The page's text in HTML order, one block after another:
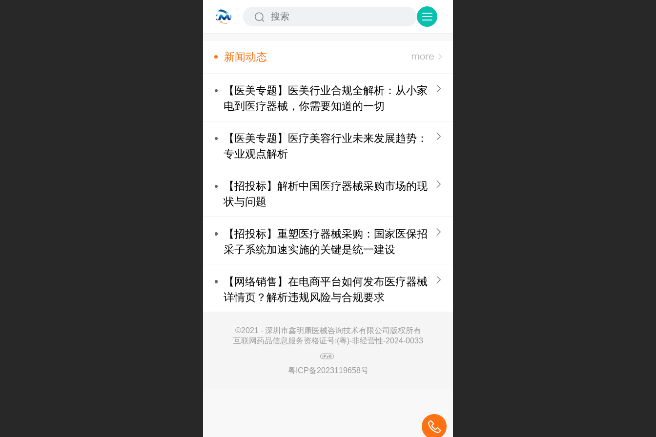
新闻动态
【医美专题】医美行业合规全解析：从小家
电到医疗器械，你需要知道的一切
【医美专题】医疗美容行业未来发展趋势：
专业观点解析
【招投标】解析中国医疗器械采购市场的现
状与问题
【招投标】重塑医疗器械采购：国家医保招
采子系统加速实施的关键是统一建设
【网络销售】在电商平台如何发布医疗器械
详情页？解析违规风险与合规要求
©2021 - 深圳市鑫明康医械咨询技术有限公司版权所有
互联网药品信息服务资格证号:(粤)-非经营性-2024-0033
粤ICP备2023119658号